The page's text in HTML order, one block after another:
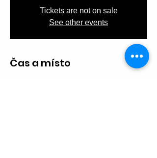
Tickets are not on sale
See other events
Čas a místo